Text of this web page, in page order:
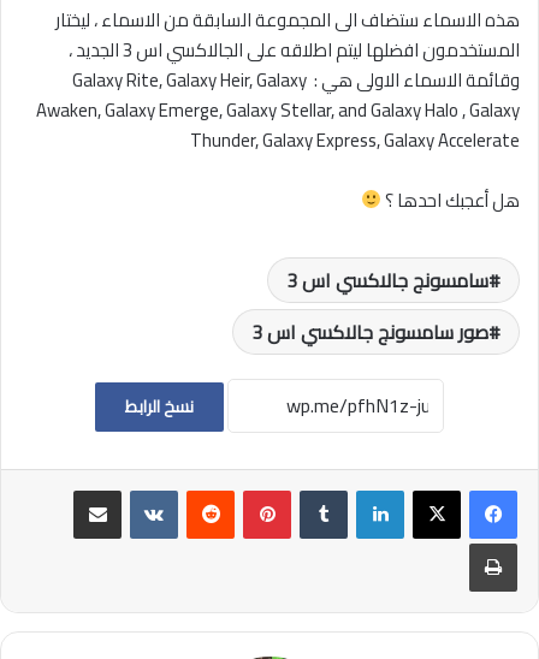
هذه الاسماء ستضاف الى المجموعة السابقة من الاسماء ، ليختار
المستخدمون افضلها ليتم اطلاقه على الجالاكسي اس 3 الجديد ،
وقائمة الاسماء الاولى هي : Galaxy Rite, Galaxy Heir, Galaxy
Awaken, Galaxy Emerge, Galaxy Stellar, and Galaxy Halo , Galaxy
Thunder, Galaxy Express, Galaxy Accelerate
هل أعجبك احدها ؟
سامسونج جالاكسي اس 3
صور سامسونج جالاكسي اس 3
نسخ الرابط
لينكدإن بينتيريست
مشاركة عبر البريد
طباعة